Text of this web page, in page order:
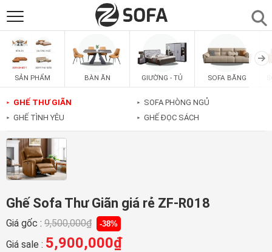
SẢN PHẨM
SOFAS
PHÒNG ĂN
PHÒNG NGỦ
PHÒNG KHÁCH
SẢN PHẨM BÀN ĂN GIƯỜNG - TỦ SOFA BĂNG
► GHẾ THƯ GIÃN
► GHẾ TÌNH YÊU
► SOFA PHÒNG NGỦ
► GHẾ ĐỌC SÁCH
Ghế Sofa Thư Giãn giá rẻ ZF-R018
Giá gốc : 9,500,000₫ -38%
Giá sale : 5,900,000₫